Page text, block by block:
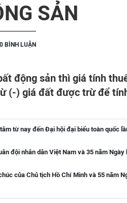
SẢN
0 BÌNH LUẬN
động sản thì giá tính
(-) giá đất được trừ để
từ nay đến Đại hội đại biểu toàn quốc
đội nhân dân Việt Nam và 35 năm Ngày
của Chủ tịch Hồ Chí Minh và 55 năm